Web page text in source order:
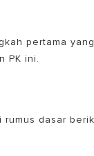
pertama
PK ini.
dasar